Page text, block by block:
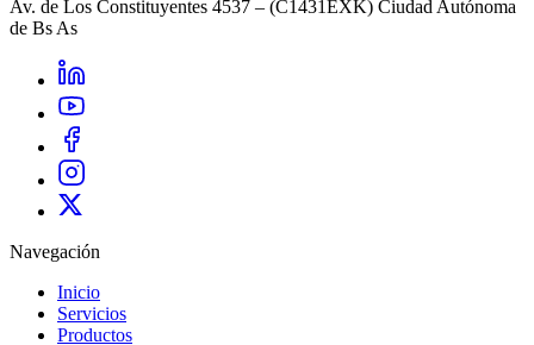
Av. de Los Constituyentes 4537 – (C1431EXK) Ciudad Autónoma
de Bs As
Navegación
Inicio
Servicios
Productos